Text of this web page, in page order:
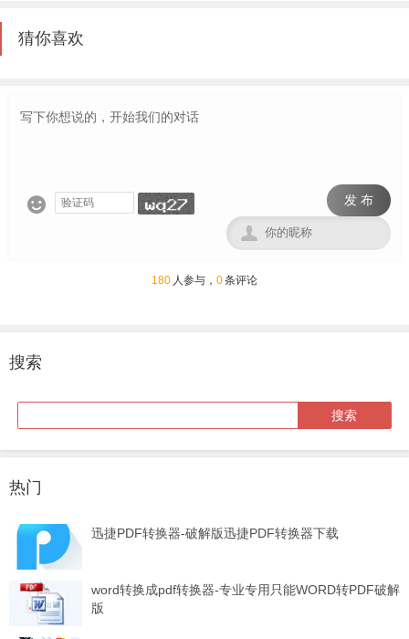
猜你喜欢
 发 布

180 人参与， 0条评论
搜索
热门
迅捷PDF转换器-破解版迅捷PDF转换器下载
word转换成pdf转换器-专业专用只能WORD转PDF破解
版